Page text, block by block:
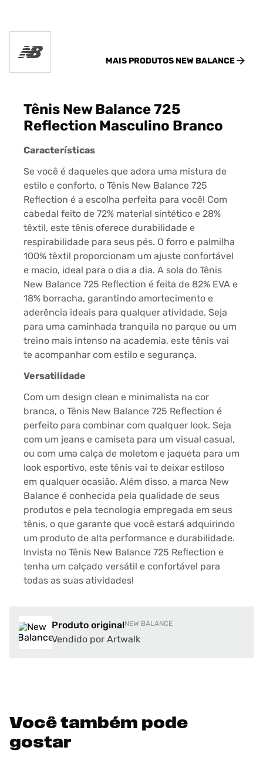
MAIS PRODUTOS NEW BALANCE
Tênis New Balance 725
Reflection Masculino Branco
Características
Se você é daqueles que adora uma mistura de
estilo e conforto, o Tênis New Balance 725
Reflection é a escolha perfeita para você! Com
cabedal feito de 72% material sintético e 28%
têxtil, este tênis oferece durabilidade e
respirabilidade para seus pés. O forro e palmilha
100% têxtil proporcionam um ajuste confortável
e macio, ideal para o dia a dia. A sola do Tênis
New Balance 725 Reflection é feita de 82% EVA e
18% borracha, garantindo amortecimento e
aderência ideais para qualquer atividade. Seja
para uma caminhada tranquila no parque ou um
treino mais intenso na academia, este tênis vai
te acompanhar com estilo e segurança.
Versatilidade
Com um design clean e minimalista na cor
branca, o Tênis New Balance 725 Reflection é
perfeito para combinar com qualquer look. Seja
com um jeans e camiseta para um visual casual,
ou com uma calça de moletom e jaqueta para um
look esportivo, este tênis vai te deixar estiloso
em qualquer ocasião. Além disso, a marca New
Balance é conhecida pela qualidade de seus
produtos e pela tecnologia empregada em seus
tênis, o que garante que você estará adquirindo
um produto de alta performance e durabilidade.
Invista no Tênis New Balance 725 Reflection e
tenha um calçado versátil e confortável para
todas as suas atividades!
Produto originalNEW BALANCE
Vendido por Artwalk
Você também pode
gostar